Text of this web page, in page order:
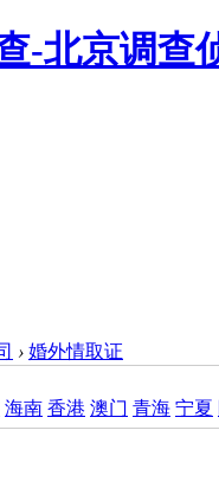
› 婚外情取证
海南 香港 澳门 青海 宁夏